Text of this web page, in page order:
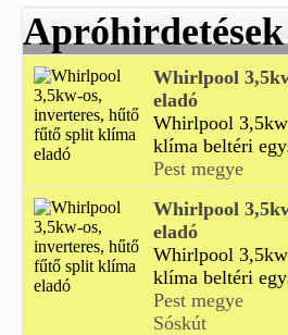
Apróhirdetések
Whirlpool
eladó
Whirlpool
klíma beltéri
Pest megye
Whirlpool
eladó
Whirlpool
klíma beltéri
Pest megye
Sóskút